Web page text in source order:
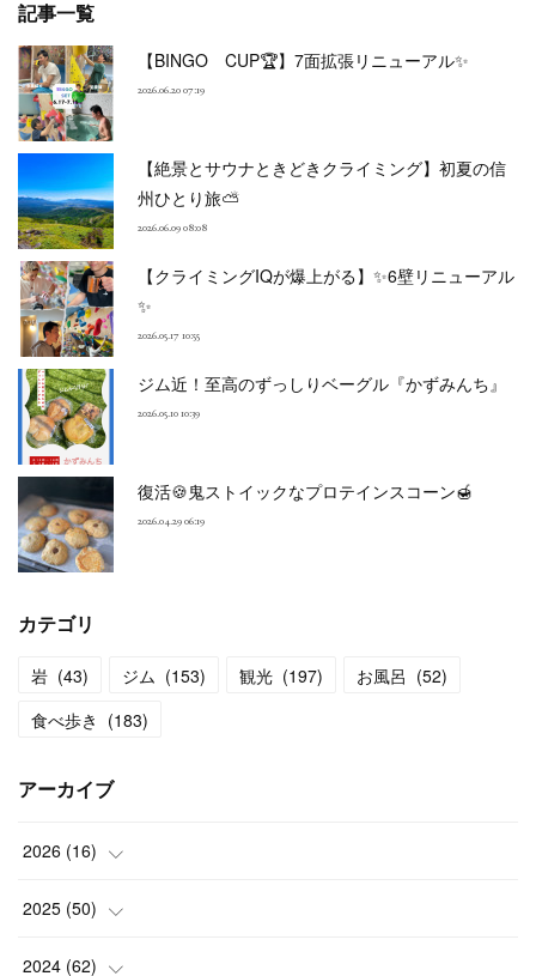
記事一覧
【BINGO CUP🏆】7面拡張リニューアル✨
2026.06.20 07:19
【絶景とサウナときどきクライミング】初夏の信
州ひとり旅⛅
2026.06.09 08:08
【クライミングIQが爆上がる】✨6壁リニューアル
✨
2026.05.17 10:55
ジム近！至高のずっしりベーグル『かずみんち』
2026.05.10 10:39
復活🍪鬼ストイックなプロテインスコーン🍯
2026.04.29 06:19
カテゴリ
岩 (43) ジム (153) 観光 (197) お風呂 (52)
食べ歩き (183)
アーカイブ
2026 (16)
(2)
(2)
2025 (50)
(3)
2024 (62)